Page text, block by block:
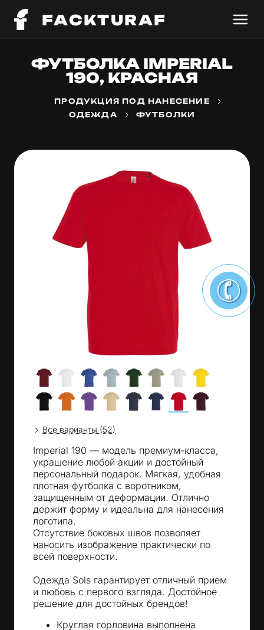
FACKTURAF
ФУТБОЛКА IMPERIAL
190, КРАСНАЯ
ПРОДУКЦИЯ ПОД НАНЕСЕНИЕ
ОДЕЖДА
ФУТБОЛКИ
Все варианты (52)
Imperial 190 — модель премиум-класса,
украшение любой акции и достойный
персональный подарок. Мягкая, удобная
плотная футболка с воротником,
защищенным от деформации. Отлично
держит форму и идеальна для нанесения
логотипа.
Отсутствие боковых швов позволяет
наносить изображение практически по
всей поверхности.
Одежда Sols гарантирует отличный прием
и любовь с первого взгляда. Достойное
решение для достойных брендов!
Круглая горловина выполнена